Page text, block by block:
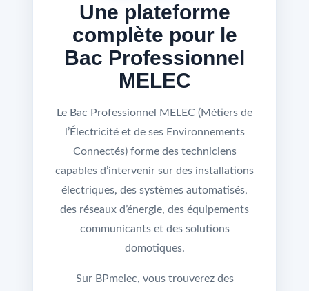
Une plateforme
complète pour le
Bac Professionnel
MELEC
Le Bac Professionnel MELEC (Métiers de
l’Électricité et de ses Environnements
Connectés) forme des techniciens
capables d’intervenir sur des installations
électriques, des systèmes automatisés,
des réseaux d’énergie, des équipements
communicants et des solutions
domotiques.
Sur BPmelec, vous trouverez des